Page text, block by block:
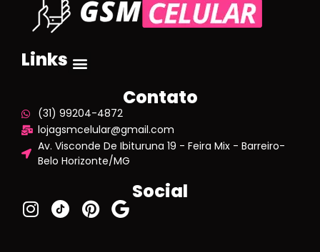
Links
Contato
(31) 99204-4872
lojagsmcelular@gmail.com
Av. Visconde De Ibituruna 19 - Feira Mix - Barreiro-
Belo Horizonte/MG
Social